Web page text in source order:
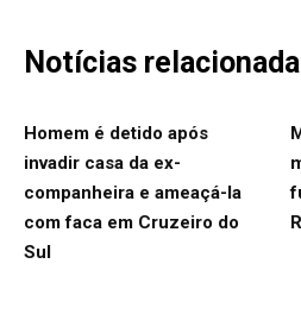
Notícias
Homem é detido após
invadir casa da ex-
companheira e ameaçá-la
com faca em Cruzeiro do
Sul